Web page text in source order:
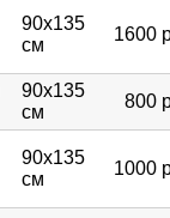
90х135
см
1600
90х135
см
800
90х135
см
1000